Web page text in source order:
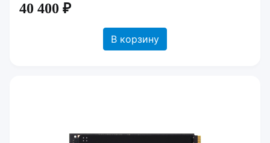
40 400 ₽
В корзину